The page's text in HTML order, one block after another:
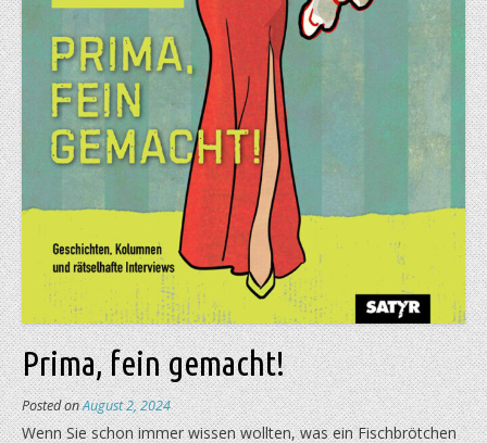
Prima, fein gemacht!
Posted onAugust 2, 2024
Wenn Sie schon immer wissen wollten, was ein Fisch­brötchen